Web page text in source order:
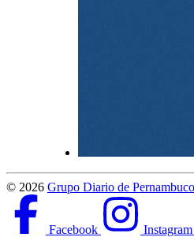
© 2026 Grupo Diario de Pernambuco
Facebook Instagram